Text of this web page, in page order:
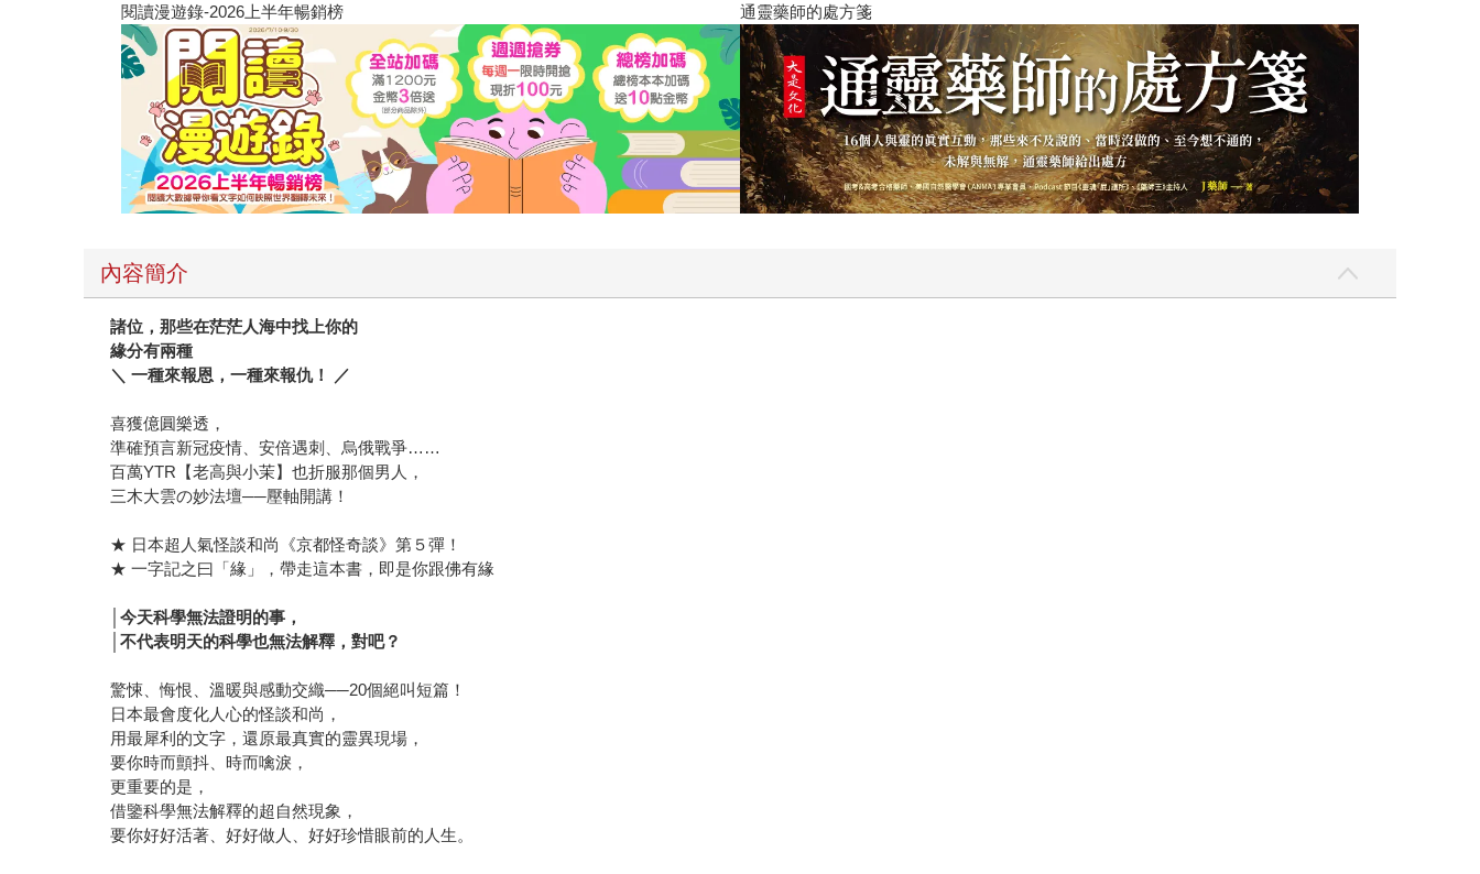
閱讀漫遊錄-2026上半年暢銷榜 通靈藥師的處方箋
內容簡介
諸位，那些在茫茫人海中找上你的
緣分有兩種
＼ 一種來報恩，一種來報仇！ ／
喜獲億圓樂透，
準確預言新冠疫情、安倍遇刺、烏俄戰爭……
百萬YTR【老高與小茉】也折服那個男人，
三木大雲の妙法壇──壓軸開講！
★ 日本超人氣怪談和尚《京都怪奇談》第５彈！
★ 一字記之曰「緣」，帶走這本書，即是你跟佛有緣
│今天科學無法證明的事，
│不代表明天的科學也無法解釋，對吧？
驚悚、悔恨、溫暖與感動交織──20個絕叫短篇！
日本最會度化人心的怪談和尚，
用最犀利的文字，還原最真實的靈異現場，
要你時而顫抖、時而噙淚，
更重要的是，
借鑒科學無法解釋的超自然現象，
要你好好活著、好好做人、好好珍惜眼前的人生。